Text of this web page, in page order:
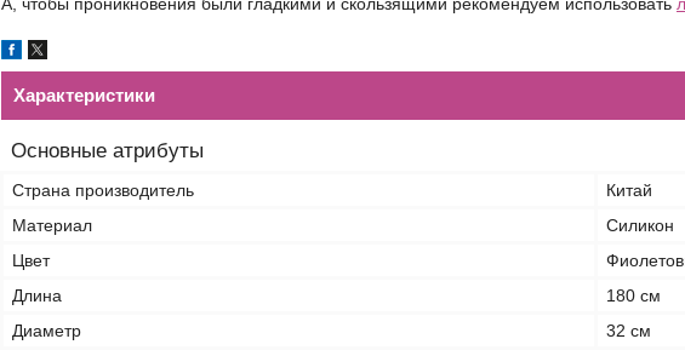
Характеристики
Основные атрибуты
Страна производитель
Китай
Материал
Силикон
Цвет
Длина
180 см
Диаметр
32 см